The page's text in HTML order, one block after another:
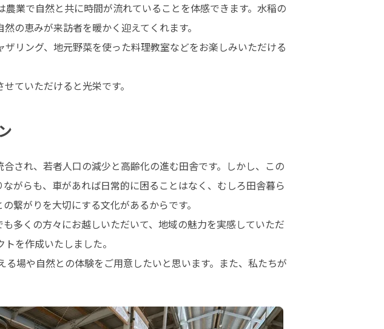
業で自然と共に時間が流れていることを体感できます。水稲の
の恵みが来訪者を暖かく迎えてくれます。
リング、地元野菜を使った料理教室などをお楽しみいただける
ていただけると光栄です。
され、若者人口の減少と高齢化の進む田舎です。しかし、この
がらも、車があれば日常的に困ることはなく、むしろ田舎暮ら
繋がりを大切にする文化があるからです。
多くの方々にお越しいただいて、地域の魅力を実感していただ
を作成いたしました。
場や自然との体験をご用意したいと思います。また、私たちが